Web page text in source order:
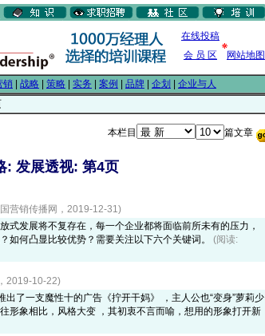
在线投稿
会 员 区
网站地图
销 战略 策略 实务 案例 品牌 企划
企业与人
本栏目 篇文章
: 发展透视: 第4页
国营销传播网，2019-12-31)
式发展将不复存在，每一个企业都将面临前所未有的压力，
如何凸显比较优势？需要关注以下六个关键词。 (阅读:
2019-10-22)
出了一支魔性十的广告《拧开干妈》 ，主人公也“变身”萝莉少
形象相比，风格大变 ，其初衷不言而喻，想用的形象打开新